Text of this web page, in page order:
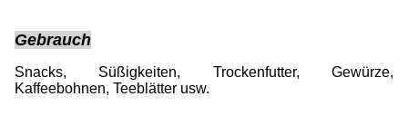
Gebrauch
Snacks, Süßigkeiten, Trockenfutter, Gewürze,
Kaffeebohnen, Teeblätter usw.